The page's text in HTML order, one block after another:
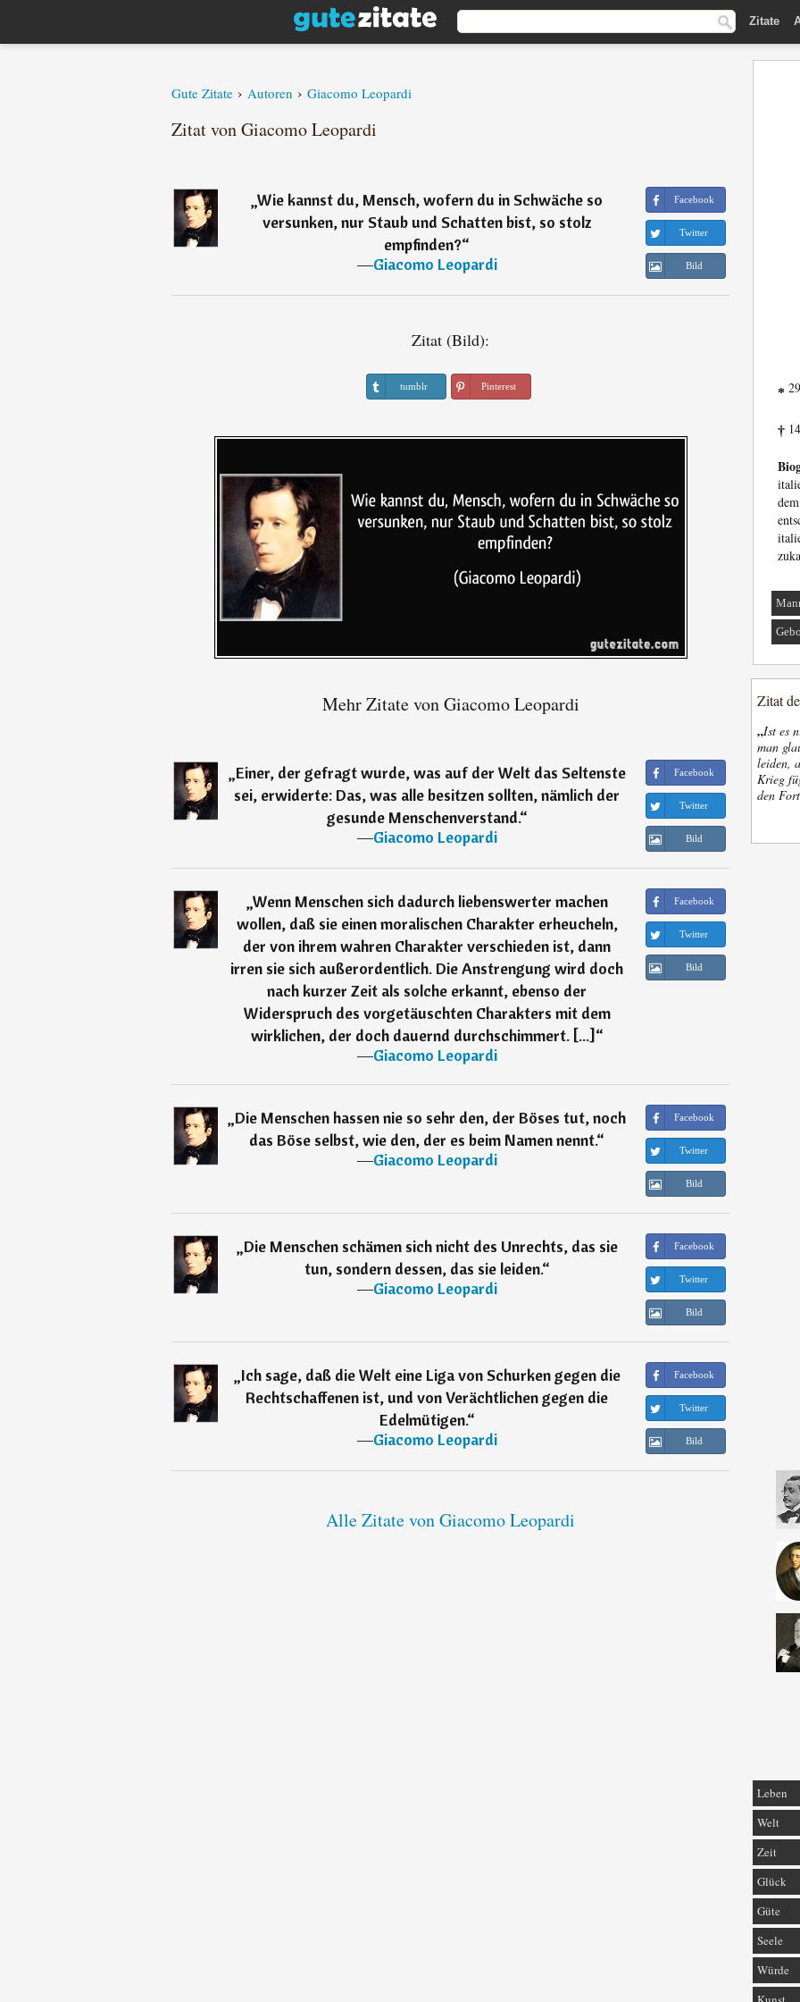
Zitate
Gute Zitate › Autoren › Giacomo Leopardi
Zitat von Giacomo Leopardi
„Wie kannst du, Mensch, wofern du in Schwäche so
versunken, nur Staub und Schatten bist, so stolz
empfinden?“
―Giacomo Leopardi
Facebook
Twitter
Bild
Zitat (Bild):
tumblr Pinterest
Mehr Zitate von Giacomo Leopardi
„Einer, der gefragt wurde, was auf der Welt das Seltenste
sei, erwiderte: Das, was alle besitzen sollten, nämlich der
gesunde Menschenverstand.“
―Giacomo Leopardi
Facebook
Twitter
Bild
„Wenn Menschen sich dadurch liebenswerter machen
wollen, daß sie einen moralischen Charakter erheucheln,
der von ihrem wahren Charakter verschieden ist, dann
irren sie sich außerordentlich. Die Anstrengung wird doch
nach kurzer Zeit als solche erkannt, ebenso der
Widerspruch des vorgetäuschten Charakters mit dem
wirklichen, der doch dauernd durchschimmert. [...] “
―Giacomo Leopardi
Facebook
Twitter
Bild
„Die Menschen hassen nie so sehr den, der Böses tut, noch
das Böse selbst, wie den, der es beim Namen nennt.“
―Giacomo Leopardi
Facebook
Twitter
Bild
„Die Menschen schämen sich nicht des Unrechts, das sie
tun, sondern dessen, das sie leiden.“
―Giacomo Leopardi
Facebook
Twitter
Bild
„Ich sage, daß die Welt eine Liga von Schurken gegen die
Rechtschaffenen ist, und von Verächtlichen gegen die
Edelmütigen.“
―Giacomo Leopardi
Facebook
Twitter
Bild
Alle Zitate von Giacomo Leopardi
*
†
Zitat
„Ist es
man
leiden,
Krieg
den
Leben
Welt
Zeit
Glück
Güte
Seele
Würde